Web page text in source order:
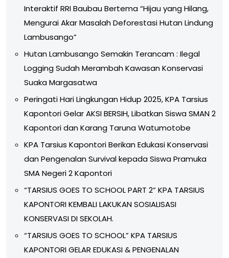
Interaktif RRI Baubau Bertema “Hijau yang Hilang,
Mengurai Akar Masalah Deforestasi Hutan Lindung
Lambusango”
Hutan Lambusango Semakin Terancam : Ilegal
Logging Sudah Merambah Kawasan Konservasi
Suaka Margasatwa
Peringati Hari Lingkungan Hidup 2025, KPA Tarsius
Kapontori Gelar AKSI BERSIH, Libatkan Siswa SMAN 2
Kapontori dan Karang Taruna Watumotobe
KPA Tarsius Kapontori Berikan Edukasi Konservasi
dan Pengenalan Survival kepada Siswa Pramuka
SMA Negeri 2 Kapontori
“TARSIUS GOES TO SCHOOL PART 2” KPA TARSIUS
KAPONTORI KEMBALI LAKUKAN SOSIALISASI
KONSERVASI DI SEKOLAH.
“TARSIUS GOES TO SCHOOL” KPA TARSIUS
KAPONTORI GELAR EDUKASI & PENGENALAN